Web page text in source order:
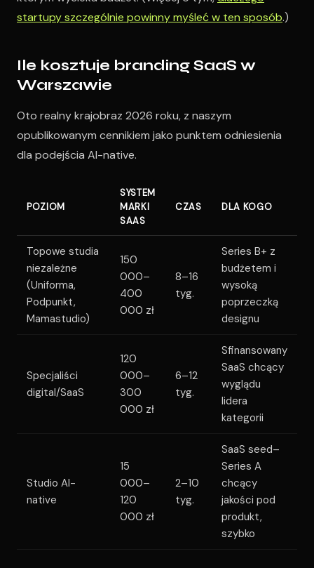
startupy szczególnie powinny myśleć w ten sposób.)
Ile kosztuje branding SaaS w
Warszawie
Oto realny krajobraz 2026 roku, z naszym
opublikowanym cennikiem jako punktem odniesienia
dla podejścia AI-native.
POZIOM
SYSTEM
MARKI
SAAS
CZAS DLA KOGO
Topowe studia
niezależne
(Uniforma,
Podpunkt,
Mamastudio)
150
000–
400
000 zł
8–16
tyg.
Series B+ z
budżetem i
wysoką
poprzeczką
designu
Specjaliści
digital/SaaS
120
000–
300
000 zł
6–12
tyg.
Sfinansowany
SaaS chcący
wyglądu
lidera
kategorii
Studio AI-
native
15
000–
120
000 zł
2–10
tyg.
SaaS seed–
Series A
chcący
jakości pod
produkt,
szybko